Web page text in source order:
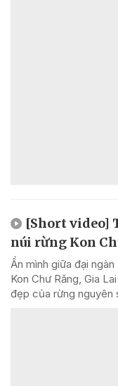
[Short video]
núi rừng Kon
Ẩn mình giữa đại
Kon Chư Răng, Gia
đẹp của rừng nguyên